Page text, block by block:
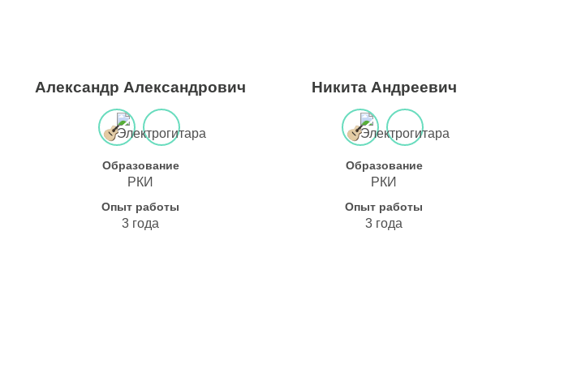
Александр Александрович
Образование
РКИ
Опыт работы
3 года
Никита Андреевич
Образование
РКИ
Опыт работы
3 года